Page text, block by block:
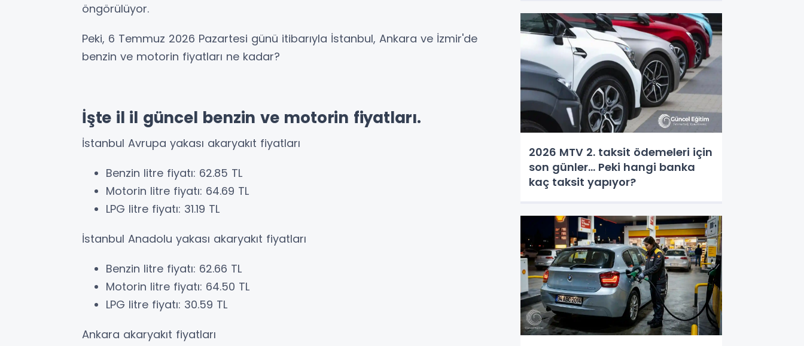
öngörülüyor.
Peki, 6 Temmuz 2026 Pazartesi günü itibarıyla İstanbul, Ankara ve İzmir'de
benzin ve motorin fiyatları ne kadar?
İşte il il güncel benzin ve motorin fiyatları.
İstanbul Avrupa yakası akaryakıt fiyatları
Benzin litre fiyatı: 62.85 TL
Motorin litre fiyatı: 64.69 TL
LPG litre fiyatı: 31.19 TL
İstanbul Anadolu yakası akaryakıt fiyatları
Benzin litre fiyatı: 62.66 TL
Motorin litre fiyatı: 64.50 TL
LPG litre fiyatı: 30.59 TL
Ankara akaryakıt fiyatları
2026 MTV 2. taksit ödemeleri için
son günler... Peki hangi banka
kaç taksit yapıyor?